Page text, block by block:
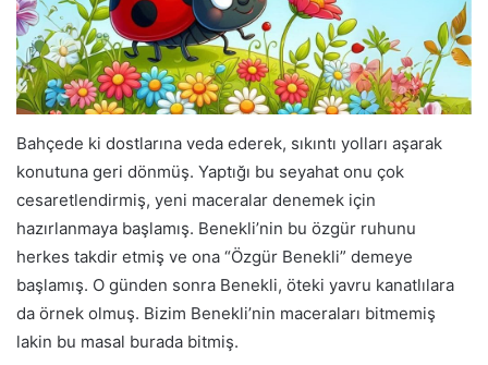
Bahçede ki dostlarına veda ederek, sıkıntı yolları aşarak
konutuna geri dönmüş. Yaptığı bu seyahat onu çok
cesaretlendirmiş, yeni maceralar denemek için
hazırlanmaya başlamış. Benekli’nin bu özgür ruhunu
herkes takdir etmiş ve ona “Özgür Benekli” demeye
başlamış. O günden sonra Benekli, öteki yavru kanatlılara
da örnek olmuş. Bizim Benekli’nin maceraları bitmemiş
lakin bu masal burada bitmiş.